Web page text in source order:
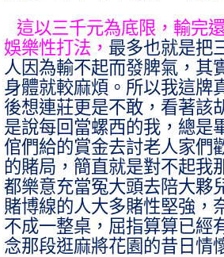
這以三千元為底限，輸完
娛樂性打法， 最多也就是把
人因為輸不起而發脾氣，其
身體就較麻煩。所以我這牌
後想連莊更是不敢，看著該
是說每回當螺西的我，總是
倌們給的賞金去討老人家們
的賭局，簡直就是對不起我
都樂意充當冤大頭去陪大夥
賭博線的人大多賭性堅強，
不成一整桌，屈指算算已經
念那段逛麻將花園的昔日情